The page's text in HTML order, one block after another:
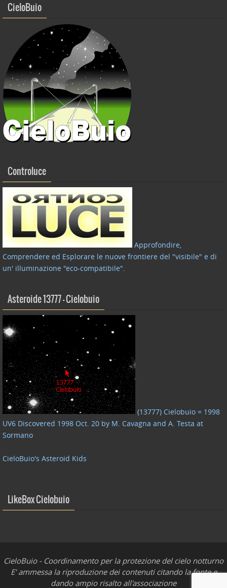
CieloBuio
Controluce
Approfondire,
Comprendere ed Esplorare le nuove frontiere del "visibile" e di
un' illuminazione "eco-compatibile".
Asteroide 13777 – Cielobuio
(13777) Cielobuio = 1998
UV6 Discovered 1998 Oct. 20 by M. Cavagna and A. Testa at
Sormano
CieloBuio's Asteroid Kids
LikeBox Cielobuio
CieloBuio - Coordinamento per la protezione del cielo notturno
E' ammessa la riproduzione dei contenuti citando la fonte e
dando ampio risalto all'associazione